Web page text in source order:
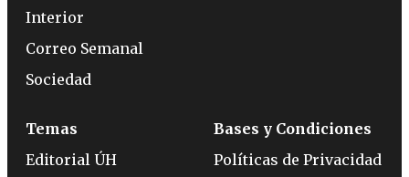
Interior
Correo Semanal
Sociedad
Temas
Editorial ÚH
Bases y Condiciones
Políticas de Privacidad